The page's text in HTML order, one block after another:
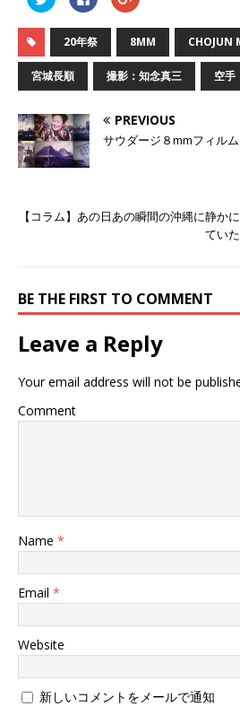
リ
ク
T
w
i
t
e
r
で
共
有
(
ウ
ィ
ま
す
)
a
e
b
o
o
共
て
く
い
ウ
ィ
ド
ウ
き
リ
ク
し
て
G
o
o
g
e
+
で
共
ウ
ィ
ま
す
)
20年祭 8MM CHOJUN
宮城長順 撮影：知念真三 空手
PREVIOUS
サウダージ８mmフィルム
【コラム】あの日あの瞬間の沖縄に静か
てい
BE THE FIRST TO COMMENT
Leave a Reply
Your email address will not be
Comment
Name *
Email *
Website
新しいコメントをメールで通知